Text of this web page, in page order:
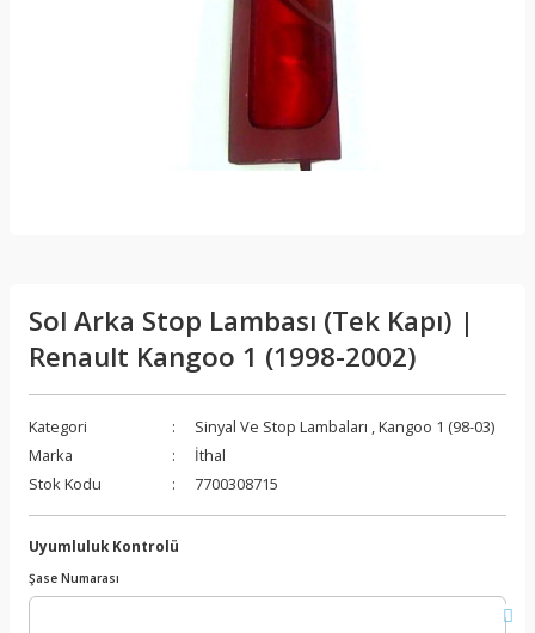
Sol Arka Stop Lambası (Tek Kapı) |
Renault Kangoo 1 (1998-2002)
Kategori Sinyal Ve Stop Lambaları ,Kangoo 1 (98-03)
Marka
İthal
Stok Kodu
7700308715
Uyumluluk Kontrolü
Şase Numarası